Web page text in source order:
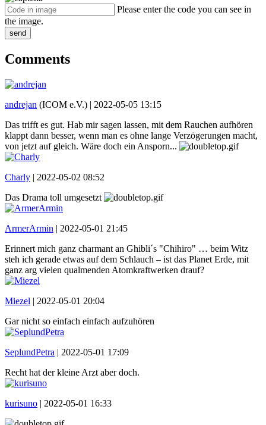
Please enter the code you can see in
the image.
send
Comments
andrejan (ICOM e.V.) | 2022-05-05 13:15
Das trifft es gut. Hab mir sagen lassen, mit dem Rauchen aufhören
klappt dann besser, wenn man es ohne lange Verzögerungen macht,
von jetzt auf gleich. Wäre doch ein Ansporn...
Charly | 2022-05-02 08:52
Das Drama toll umgesetzt
ArmerArmin | 2022-05-01 21:45
Erinnert mich ganz charmant an Ghibli´s "Chihiro" … beim Witz
steh ich gerade etwas auf dem Schlauch – ist das Planet Erde, mit
ganz arg vielen qualmenden Atomkraftwerken drauf?
Miezel | 2022-05-01 20:04
Gar nicht so einfach einfach aufzuhören
SeplundPetra | 2022-05-01 17:09
Recht hat der kleine Arzt aber doch.
kurisuno | 2022-05-01 16:33